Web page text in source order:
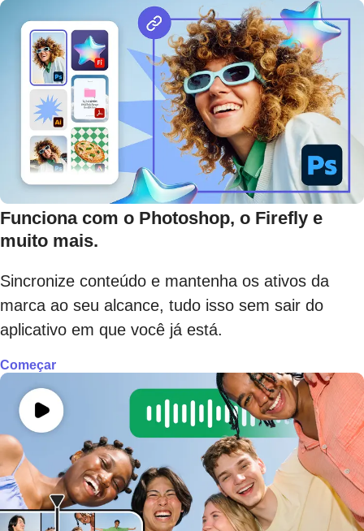
Funciona com o Photoshop, o Firefly e
muito mais.
Sincronize conteúdo e mantenha os ativos da
marca ao seu alcance, tudo isso sem sair do
aplicativo em que você já está.
Começar